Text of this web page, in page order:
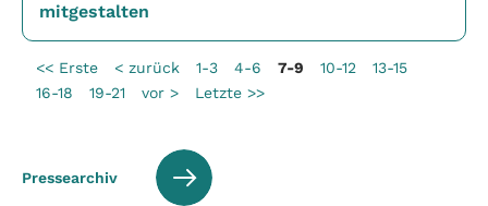
mitgestalten
<< Erste < zurück 1-3 4-6 7-9 10-12
13-15
16-18
19-21 vor > Letzte >>
Pressearchiv